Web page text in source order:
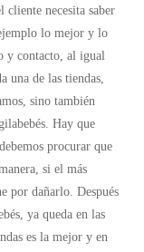
cliente necesita saber
lo mejor y lo
y contacto, al igual
una de las tiendas,
sino también
Hay que
procurar que
si el más
por dañarlo. Después
ya queda en las
es la mejor y en